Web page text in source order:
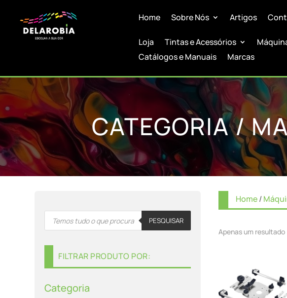
Home Sobre Nós Artigos
Loja Tintas e Acessórios
Catálogos e Manuais
Marcas
CATEGORIA /
Products
search PESQUISAR
FILTRAR PRODUTO POR:
Categoria
Home/
Apenas um resultado